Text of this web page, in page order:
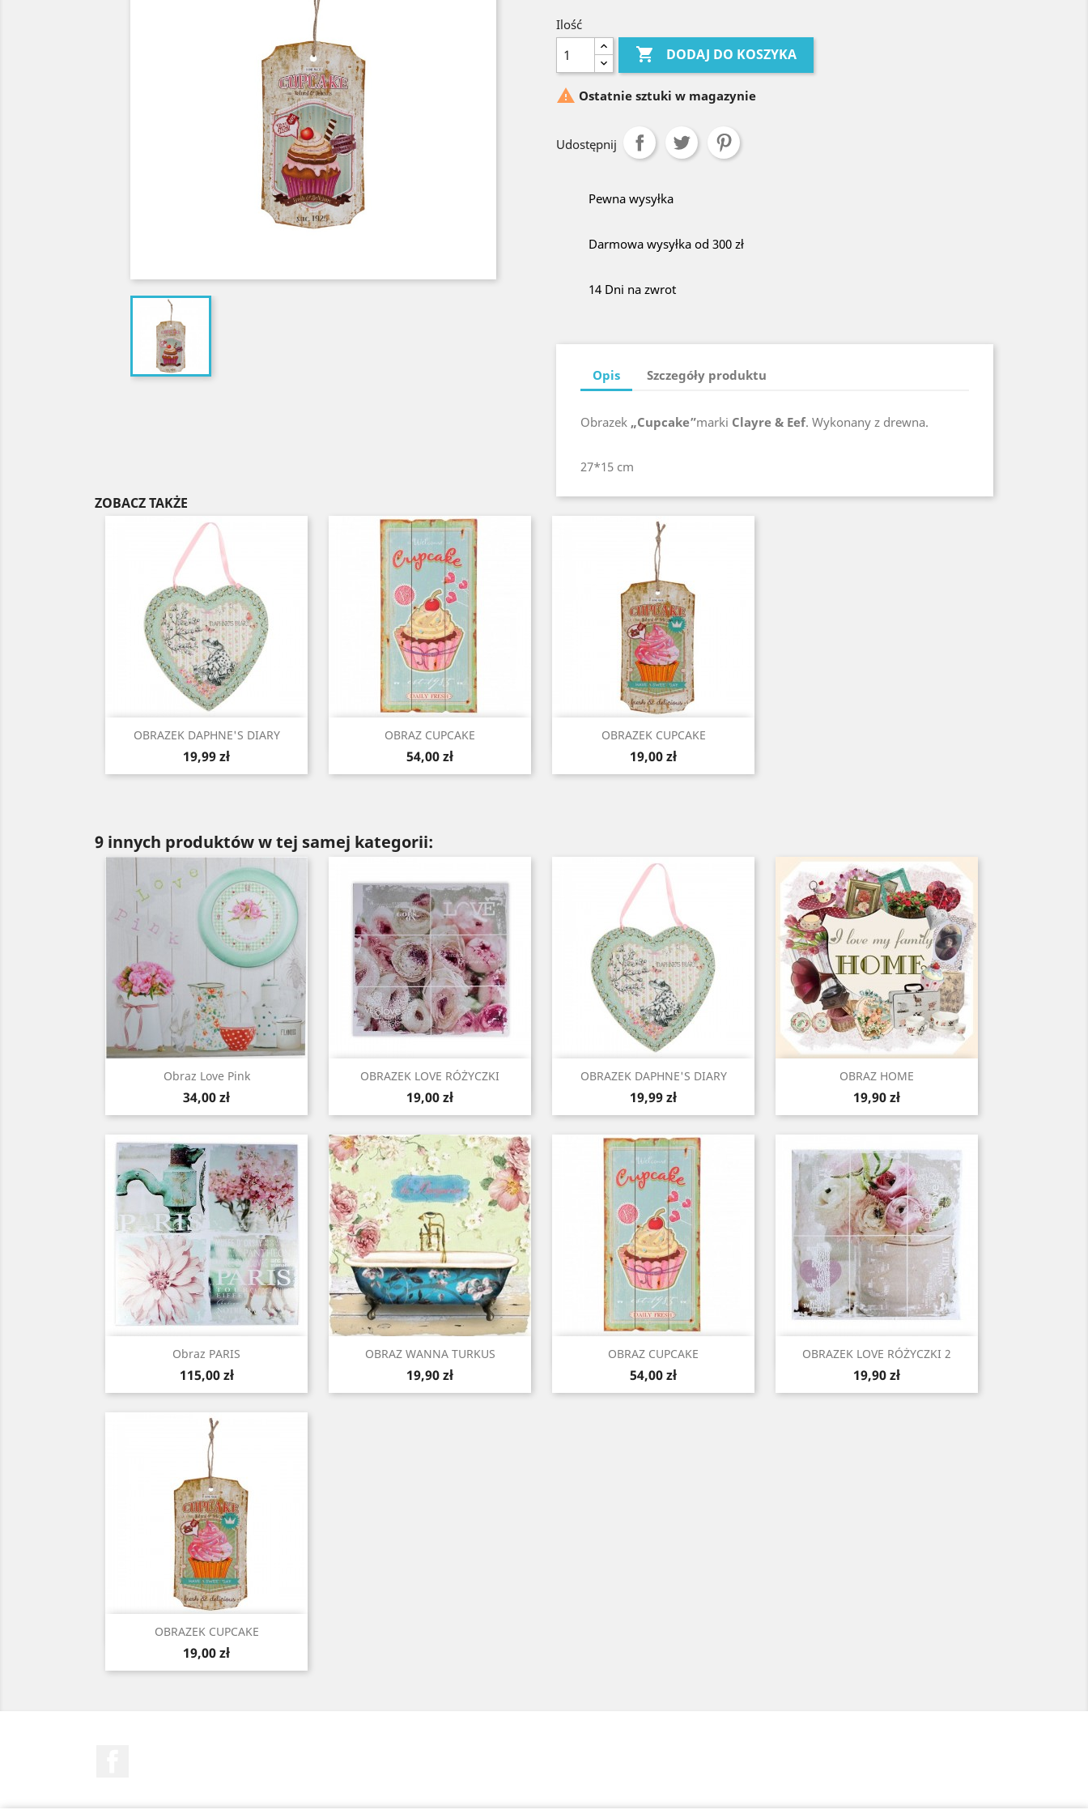
Ilość
 DODAJ DO KOSZYKA
 Ostatnie sztuki w magazynie
Udostępnij
Pewna wysyłka
Darmowa wysyłka od 300 zł
14 Dni na zwrot
Opis Szczegóły produktu
Obrazek „Cupcake”marki Clayre & Eef. Wykonany z drewna.
27*15 cm
ZOBACZ TAKŻE
OBRAZEK DAPHNE'S DIARY
Cena
19,99 zł
Szybki podgląd OBRAZ CUPCAKE
Cena
54,00 zł
Szybki podgląd OBRAZEK CUPCAKE
Cena
19,00 zł
Szybki podgląd
9 innych produktów w tej samej kategorii:
Obraz Love Pink
Cena
34,00 zł
Szybki podgląd OBRAZEK LOVE RÓŻYCZKI
Cena
19,00 zł
Szybki podgląd OBRAZEK DAPHNE'S DIARY
Cena
19,99 zł
Szybki podgląd OBRAZ HOME
Cena
19,90 zł
Szybki podgląd
Obraz PARIS
Cena
115,00 zł
Szybki podgląd OBRAZ WANNA TURKUS
Cena
19,90 zł
Szybki podgląd OBRAZ CUPCAKE
Cena
54,00 zł
Szybki podgląd OBRAZEK LOVE RÓŻYCZKI 2
Cena
19,90 zł
Szybki podgląd
OBRAZEK CUPCAKE
Cena
19,00 zł
Szybki podgląd